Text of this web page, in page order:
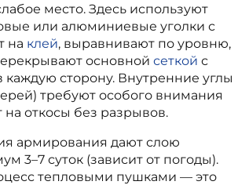
место. Здесь используют
или алюминиевые уголки с
на клей, выравнивают по уровню,
основной сеткой с
каждую сторону. Внутренние углы
требуют особого внимания
на откосы без разрывов.
армирования дают слою
3–7 суток (зависит от погоды).
тепловыми пушками — это